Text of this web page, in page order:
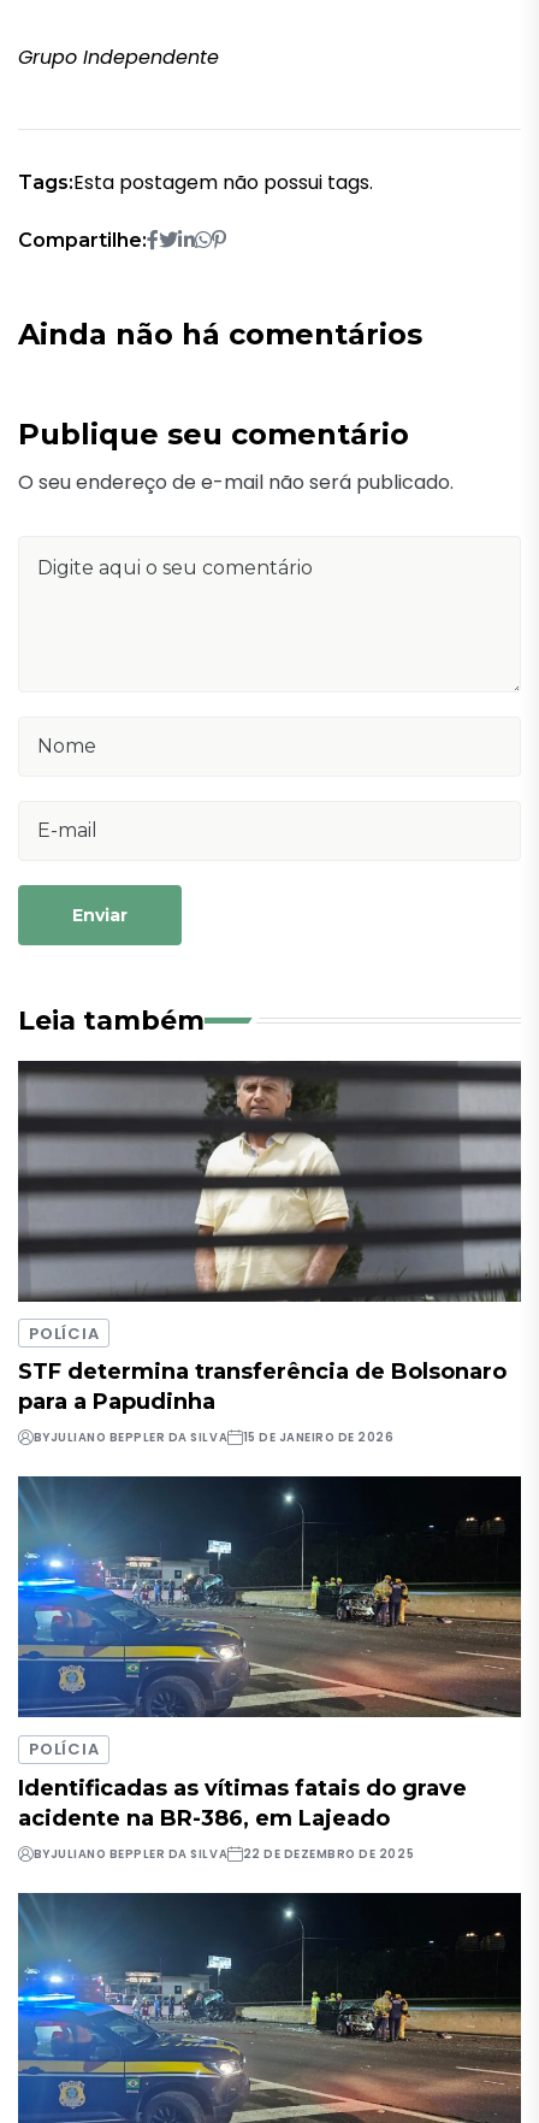
Grupo Independente
Tags:Esta postagem não possui tags.
Compartilhe:
Ainda não há comentários
Publique seu comentário
O seu endereço de e-mail não será publicado.
Enviar
Leia também
POLÍCIA
STF determina transferência de Bolsonaro
para a Papudinha
BYJULIANO BEPPLER DA SILVA 15 DE JANEIRO DE 2026
POLÍCIA
Identificadas as vítimas fatais do grave
acidente na BR-386, em Lajeado
BYJULIANO BEPPLER DA SILVA 22 DE DEZEMBRO DE 2025